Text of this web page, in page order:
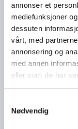
annonser et
mediefunksjoner
dessuten
vårt, med
annonsering og
med annen
eller som de har
Nødvendig